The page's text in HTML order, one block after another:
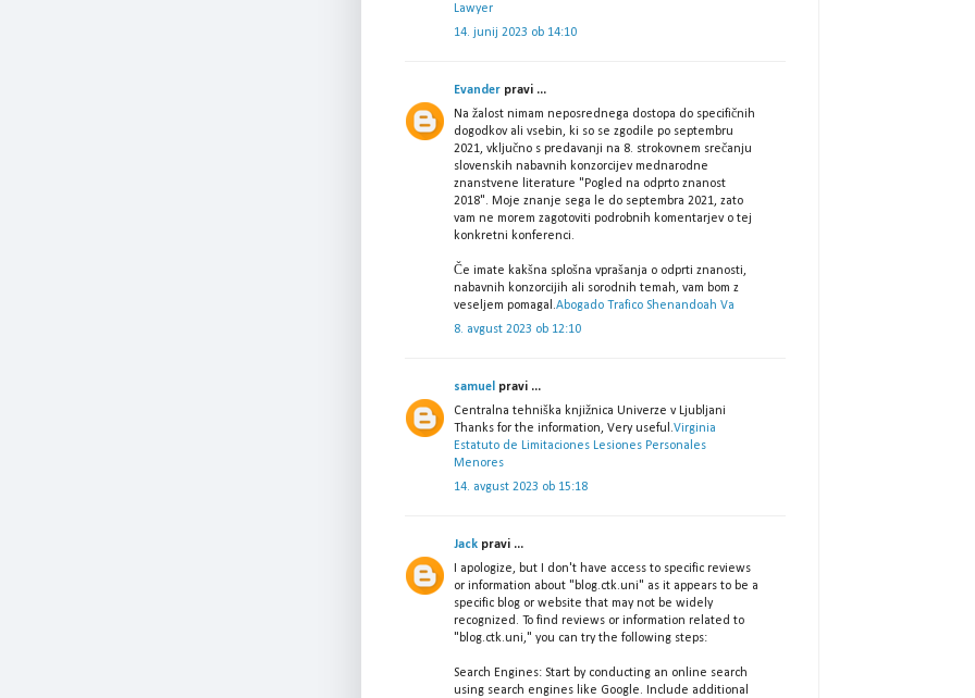
Lawyer
14. junij 2023 ob 14:10
Evander pravi ...
Na žalost nimam neposrednega dostopa do specifičnih
dogodkov ali vsebin, ki so se zgodile po septembru
2021, vključno s predavanji na 8. strokovnem srečanju
slovenskih nabavnih konzorcijev mednarodne
znanstvene literature "Pogled na odprto znanost
2018". Moje znanje sega le do septembra 2021, zato
vam ne morem zagotoviti podrobnih komentarjev o tej
konkretni konferenci.
Če imate kakšna splošna vprašanja o odprti znanosti,
nabavnih konzorcijih ali sorodnih temah, vam bom z
veseljem pomagal.Abogado Trafico Shenandoah Va
8. avgust 2023 ob 12:10
samuel pravi ...
Centralna tehniška knjižnica Univerze v Ljubljani
Thanks for the information, Very useful.Virginia
Estatuto de Limitaciones Lesiones Personales
Menores
14. avgust 2023 ob 15:18
Jack pravi ...
I apologize, but I don't have access to specific reviews
or information about "blog.ctk.uni" as it appears to be a
specific blog or website that may not be widely
recognized. To find reviews or information related to
"blog.ctk.uni," you can try the following steps:
Search Engines: Start by conducting an online search
using search engines like Google. Include additional